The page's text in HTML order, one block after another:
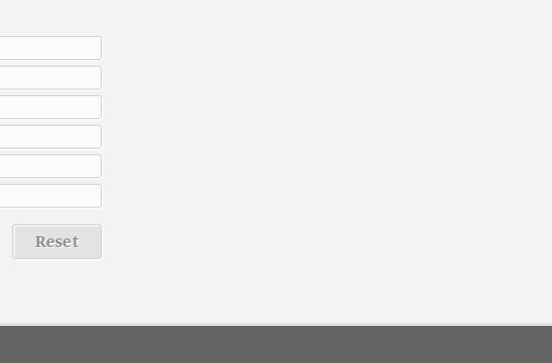
Reset